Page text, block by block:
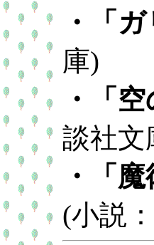
・「
庫)
・「
談社文
・「
(小説